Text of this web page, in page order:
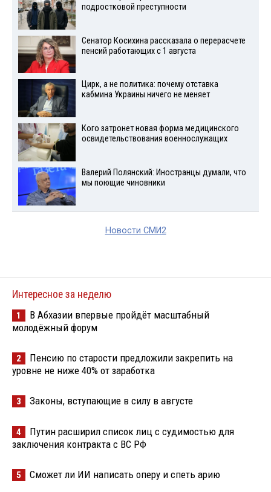
подростковой преступности
Сенатор Косихина рассказала о перерасчете
пенсий работающих с 1 августа
Цирк, а не политика: почему отставка
кабмина Украины ничего не меняет
Кого затронет новая форма медицинского
освидетельствования военнослужащих
Валерий Полянский: Иностранцы думали, что
мы поющие чиновники
Новости СМИ2
Интересное за неделю
1
В Абхазии впервые пройдёт масштабный
молодёжный форум
2
Пенсию по старости предложили закрепить на
уровне не ниже 40% от заработка
3 Законы, вступающие в силу в августе
4
Путин расширил список лиц с судимостью для
заключения контракта с ВС РФ
5 Сможет ли ИИ написать оперу и спеть арию